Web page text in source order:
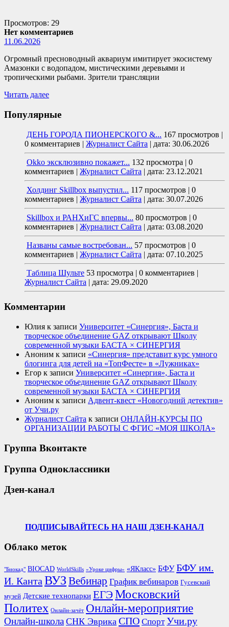
Просмотров: 29
Нет комментариев
11.06.2026
Огромный пресноводный аквариум имитирует экосистему
Амазонки с водопадом, мистическими деревьями и
тропическими рыбами. Зрители трансляции
Читать далее
Популярные
ДЕНЬ ГОРОДА ПИОНЕРСКОГО &... 167 просмотров |
0 комментариев | Журналист Сайта | дата: 30.06.2026
Okko эксклюзивно покажет... 132 просмотра | 0
комментариев | Журналист Сайта | дата: 23.12.2021
Холдинг Skillbox выпустил... 117 просмотров | 0
комментариев | Журналист Сайта | дата: 30.07.2026
Skillbox и РАНХиГС впервы... 80 просмотров | 0
комментариев | Журналист Сайта | дата: 03.08.2020
Названы самые востребован... 57 просмотров | 0
комментариев | Журналист Сайта | дата: 07.10.2025
Таблица Шульте 53 просмотра | 0 комментариев |
Журналист Сайта | дата: 29.09.2020
Комментарии
Юлия к записи Университет «Синергия», Баста и
творческое объединение GAZ открывают Школу
современной музыки БАСТА × СИНЕРГИЯ
Аноним к записи «Синергия» представит курс умного
блогинга для детей на «ТопФесте» в «Лужниках»
Егор к записи Университет «Синергия», Баста и
творческое объединение GAZ открывают Школу
современной музыки БАСТА × СИНЕРГИЯ
Аноним к записи Адвент-квест «Новогодний детектив»
от Учи.ру
Журналист Сайта к записи ОНЛАЙН-КУРСЫ ПО
ОРГАНИЗАЦИИ РАБОТЫ С ФГИС «МОЯ ШКОЛА»
Группа Вконтакте
Группа Одноклассники
Дзен-канал
ПОДПИСЫВАЙТЕСЬ НА НАШ ДЗЕН-КАНАЛ
Облако меток
"Биокад" BIOCAD WorldSkills «Уроке цифры» «ЯКласс» БФУ БФУ им.
И. КантаВУЗ Вебинар График вебинаров Гусевский
музей Детские технопарки ЕГЭ Московский
Политех Онлайн-зачёт Онлайн-мероприятие
Онлайн-школа СНК Эврика СПО Спорт Учи.ру